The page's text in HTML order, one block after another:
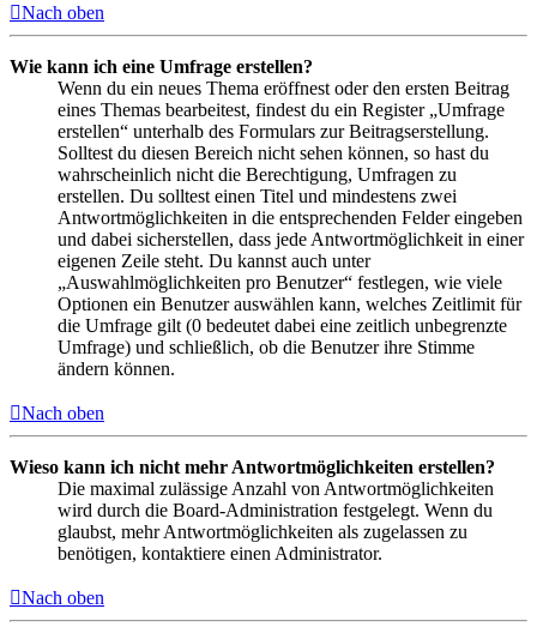
Nach oben
Wie kann ich eine Umfrage erstellen?
Wenn du ein neues Thema eröffnest oder den ersten Beitrag
eines Themas bearbeitest, findest du ein Register „Umfrage
erstellen“ unterhalb des Formulars zur Beitragserstellung.
Solltest du diesen Bereich nicht sehen können, so hast du
wahrscheinlich nicht die Berechtigung, Umfragen zu
erstellen. Du solltest einen Titel und mindestens zwei
Antwortmöglichkeiten in die entsprechenden Felder eingeben
und dabei sicherstellen, dass jede Antwortmöglichkeit in einer
eigenen Zeile steht. Du kannst auch unter
„Auswahlmöglichkeiten pro Benutzer“ festlegen, wie viele
Optionen ein Benutzer auswählen kann, welches Zeitlimit für
die Umfrage gilt (0 bedeutet dabei eine zeitlich unbegrenzte
Umfrage) und schließlich, ob die Benutzer ihre Stimme
ändern können.
Nach oben
Wieso kann ich nicht mehr Antwortmöglichkeiten erstellen?
Die maximal zulässige Anzahl von Antwortmöglichkeiten
wird durch die Board-Administration festgelegt. Wenn du
glaubst, mehr Antwortmöglichkeiten als zugelassen zu
benötigen, kontaktiere einen Administrator.
Nach oben